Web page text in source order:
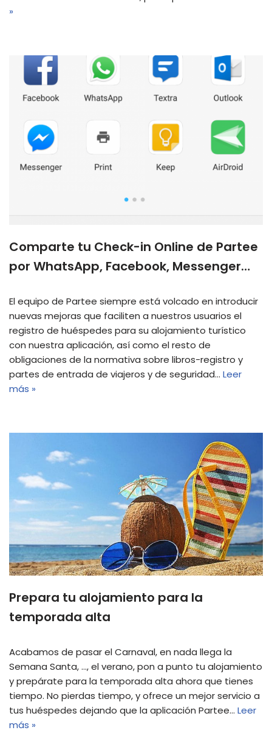
»
Comparte tu Check-in Online de Partee
por WhatsApp, Facebook, Messenger…
El equipo de Partee siempre está volcado en introducir
nuevas mejoras que faciliten a nuestros usuarios el
registro de huéspedes para su alojamiento turístico
con nuestra aplicación, así como el resto de
obligaciones de la normativa sobre libros-registro y
partes de entrada de viajeros y de seguridad… Leer
más »
Prepara tu alojamiento para la
temporada alta
Acabamos de pasar el Carnaval, en nada llega la
Semana Santa, …, el verano, pon a punto tu alojamiento
y prepárate para la temporada alta ahora que tienes
tiempo. No pierdas tiempo, y ofrece un mejor servicio a
tus huéspedes dejando que la aplicación Partee… Leer
más »